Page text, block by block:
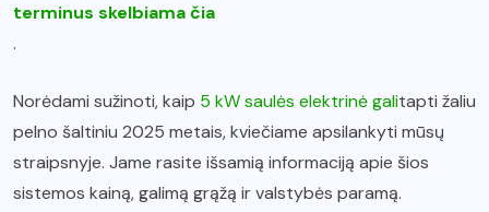
terminus skelbiama čia
.
Norėdami sužinoti, kaip 5 kW saulės elektrinė galitapti žaliu
pelno šaltiniu 2025 metais, kviečiame apsilankyti mūsų
straipsnyje. Jame rasite išsamią informaciją apie šios
sistemos kainą, galimą grąžą ir valstybės paramą.